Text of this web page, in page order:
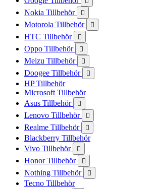
Nokia Tillbehör 
Motorola Tillbehör 
HTC Tillbehör 
Oppo Tillbehör 
Meizu Tillbehör 
Doogee Tillbehör 
HP Tillbehör
Microsoft Tillbehör
Asus Tillbehör

Lenovo Tillbehör 
Realme Tillbehör 
Blackberry Tillbehör
Vivo Tillbehör

Honor Tillbehör 
Nothing Tillbehör 
Tecno Tillbehör